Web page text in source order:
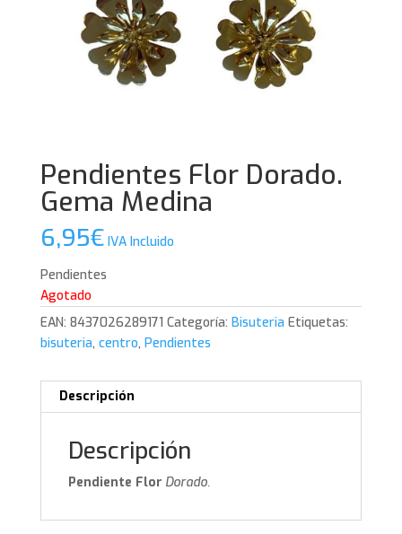
Pendientes Flor Dorado.
Gema Medina
6,95€ IVA Incluido
Pendientes
Agotado
EAN: 8437026289171 Categoría: Bisuteria Etiquetas:
bisuteria, centro, Pendientes
Descripción
Descripción
Pendiente Flor Dorado.